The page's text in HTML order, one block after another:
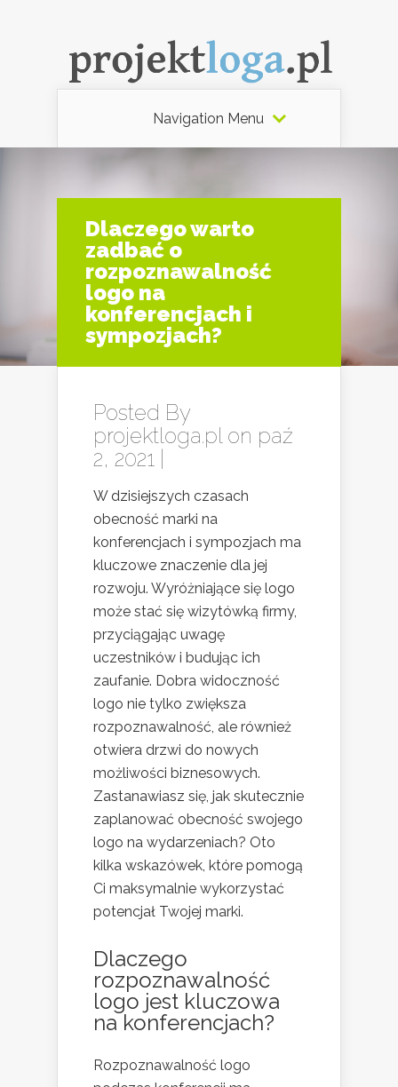
Navigation Menu
Dlaczego warto
zadbać o
rozpoznawalność
logo na
konferencjach i
sympozjach?
Posted By
projektloga.pl on paź
2, 2021 |
W dzisiejszych czasach
obecność marki na
konferencjach i sympozjach ma
kluczowe znaczenie dla jej
rozwoju. Wyróżniające się logo
może stać się wizytówką firmy,
przyciągając uwagę
uczestników i budując ich
zaufanie. Dobra widoczność
logo nie tylko zwiększa
rozpoznawalność, ale również
otwiera drzwi do nowych
możliwości biznesowych.
Zastanawiasz się, jak skutecznie
zaplanować obecność swojego
logo na wydarzeniach? Oto
kilka wskazówek, które pomogą
Ci maksymalnie wykorzystać
potencjał Twojej marki.
Dlaczego
rozpoznawalność
logo jest kluczowa
na konferencjach?
Rozpoznawalność logo